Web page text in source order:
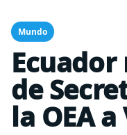
Mundo
de
la OEA